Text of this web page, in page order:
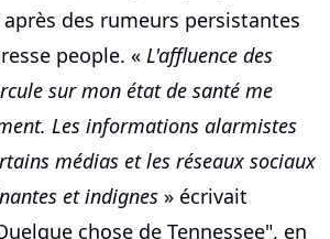
des rumeurs persistantes
people. « L'affluence des
sur mon état de santé me
Les informations alarmistes
médias et les réseaux sociaux
et indignes » écrivait
chose de Tennessee", en